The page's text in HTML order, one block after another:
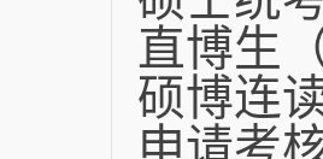
直博生
硕博连